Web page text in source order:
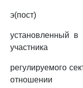
э(пост)
установленный
участника
регулируемого
отношении